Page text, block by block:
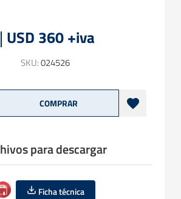
USD 360 +iva
SKU:024526
para descargar
Ficha técnica